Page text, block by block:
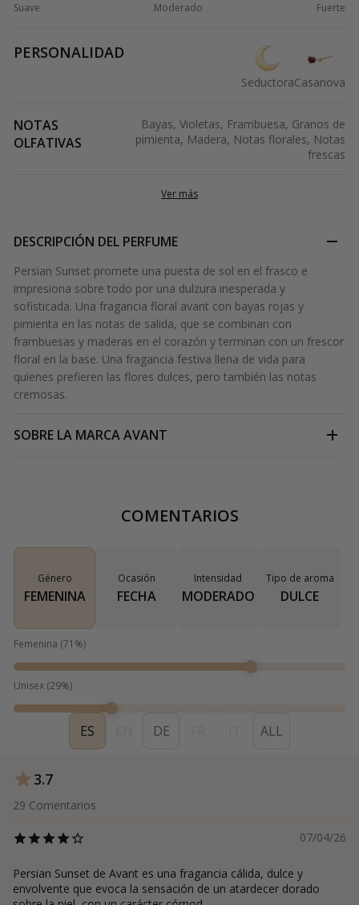
Suave Moderado Fuerte
PERSONALIDAD
SeductoraCasanova
NOTAS
OLFATIVAS
Bayas, Violetas, Frambuesa, Granos de
pimienta, Madera, Notas florales, Notas
frescas
Ver más
DESCRIPCIÓN DEL PERFUME
Persian Sunset promete una puesta de sol en el frasco e
impresiona sobre todo por una dulzura inesperada y
sofisticada. Una fragancia floral avant con bayas rojas y
pimienta en las notas de salida, que se combinan con
frambuesas y maderas en el corazón y terminan con un frescor
floral en la base. Una fragancia festiva llena de vida para
quienes prefieren las flores dulces, pero también las notas
cremosas.
SOBRE LA MARCAAVANT
COMENTARIOS
Género
FEMENINA
Ocasión
FECHA
Intensidad
MODERADO
Tipo de aroma
DULCE
Femenina (71 %)
Unisex (29%)
ES DE ALL
3.7
29 Comentarios
07/04/26
Persian Sunset de Avant es una fragancia cálida, dulce y
envolvente que evoca la sensación de un atardecer dorado